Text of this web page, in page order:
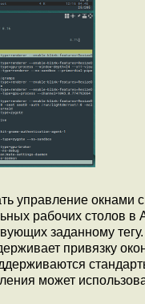
управление окнами с
рабочих столов в
заданному тегу.
привязку
может